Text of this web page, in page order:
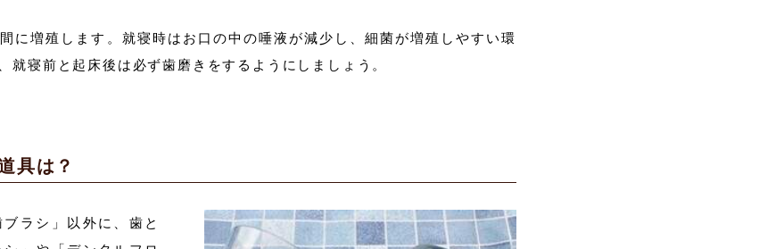
に増殖します。就寝時はお口の中の唾液が減少し、細菌が増殖しやすい環
就寝前と起床後は必ず歯磨きをするようにしましょう。
具は？
ラシ」以外に、歯と